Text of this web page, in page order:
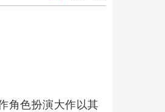
角色扮演大作以其